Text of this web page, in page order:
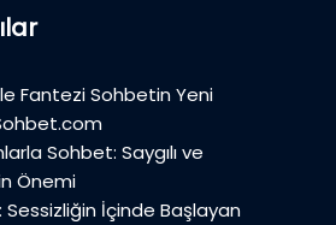
Fantezi Sohbetin Yeni
Sohbet: Saygılı ve
Önemi
İçinde Başlayan